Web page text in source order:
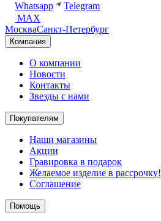
Whatsapp
Telegram
MAX
МоскваСанкт-Петербург
Компания
О компании
Новости
Контакты
Звезды с нами
Покупателям
Наши магазины
Акции
Гравировка в подарок
Желаемое изделие в рассрочку!
Соглашение
Помощь